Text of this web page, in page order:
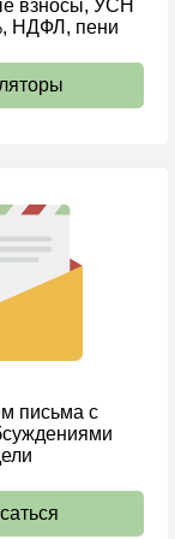
взносы, УСН
НДФЛ, пени
письма с